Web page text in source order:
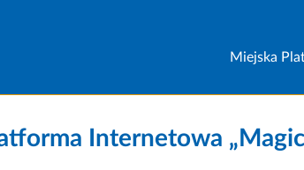
Miejska
Internetowa